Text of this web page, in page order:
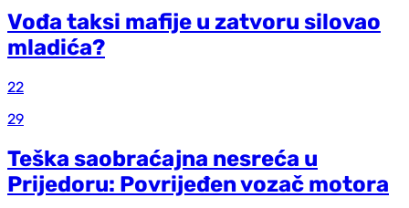
Vođa taksi mafije u zatvoru silovao
mladića?
22
29
Teška saobraćajna nesreća u
Prijedoru: Povrijeđen vozač motora